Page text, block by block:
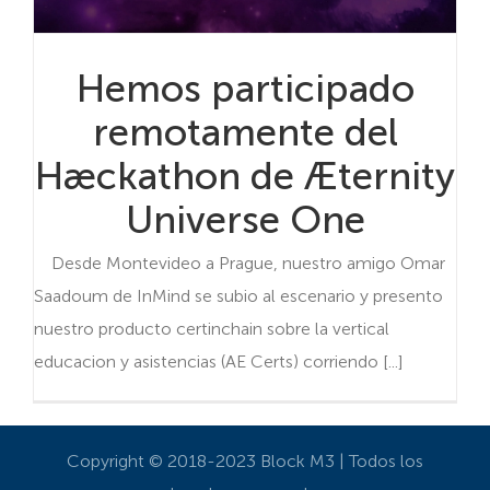
Hemos participado
remotamente del
Hæckathon de Æternity
Universe One
Desde Montevideo a Prague, nuestro amigo Omar
Saadoum de InMind se subio al escenario y presento
nuestro producto certinchain sobre la vertical
educacion y asistencias (AE Certs) corriendo [...]
Copyright © 2018-2023 Block M3 | Todos los